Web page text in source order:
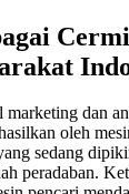
dan
oleh
sedang
peradaban.